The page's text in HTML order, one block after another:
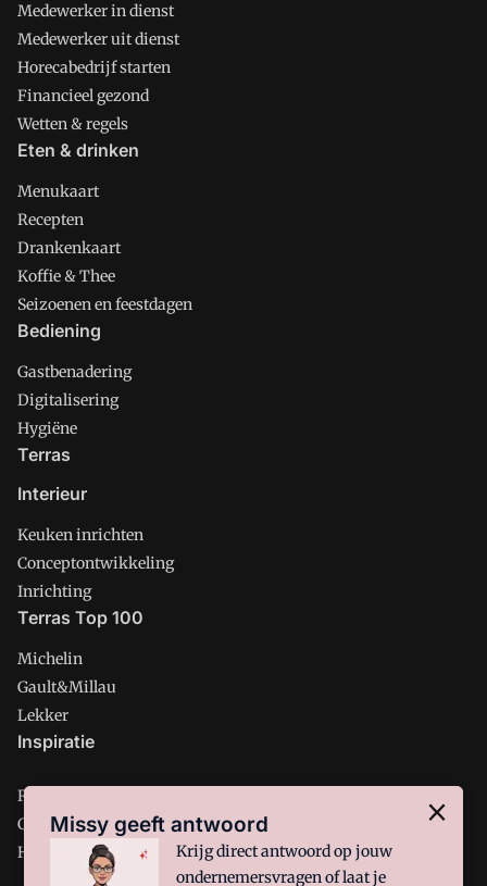
Medewerker in dienst
Medewerker uit dienst
Horecabedrijf starten
Financieel gezond
Wetten & regels
Eten & drinken
Menukaart
Recepten
Drankenkaart
Koffie & Thee
Seizoenen en feestdagen
Bediening
Gastbenadering
Digitalisering
Hygiëne
Terras
Interieur
Keuken inrichten
Conceptontwikkeling
Inrichting
Terras Top 100
Michelin
Gault&Millau
Lekker
Inspiratie
Restaurant
Café
Hotel
Missy geeft antwoord
Krijg direct antwoord op jouw
ondernemersvragen of laat je